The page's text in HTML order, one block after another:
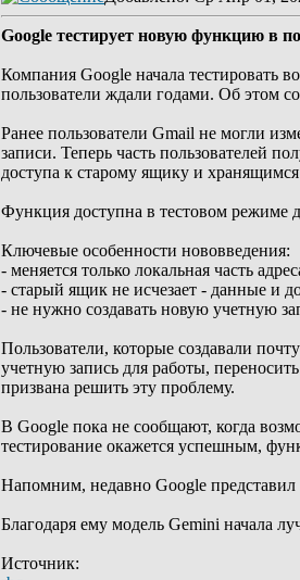
Google тестирует новую функцию в
Компания Google начала тестировать
пользователи ждали годами. Об этом
Ранее пользователи Gmail не могли
записи. Теперь часть пользователей
доступа к старому ящику и
Функция доступна в тестовом режиме
Ключевые особенности нововведения:
- меняется только локальная часть
- старый ящик не исчезает - данные и
- не нужно создавать новую учетную
Пользователи, которые создавали
учетную запись для работы,
призвана решить эту проблему.
В Google пока не сообщают, когда
тестирование окажется успешным,
Напомним, недавно Google представил
Благодаря ему модель Gemini начала
Источник: